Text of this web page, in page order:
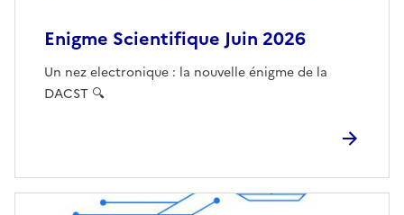
Enigme Scientifique Juin 2026
Un nez electronique : la nouvelle énigme de la
DACST 🔍